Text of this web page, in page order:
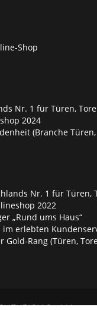
Shop
Nr. 1 für Türen,
2024
(Branche
Nr. 1 für Türen,
2022
„Rund ums Haus“
im erlebten
Gold-Rang (Türen,